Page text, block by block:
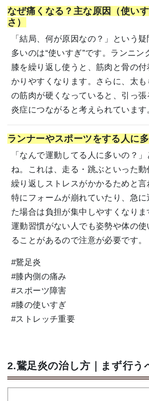
なぜ痛くなる？主な原因（使い
さ）
「結局、何が原因なの？」という
多いのは“使いすぎ”です。ランニン
膝を繰り返し使うと、筋肉と骨の
かりやすくなります。さらに、太も
の筋肉が硬くなっていると、引っ張
炎症につながると考えられています
ランナーやスポーツをする人に
「なんで運動してる人に多いの？」
ね。これは、走る・跳ぶといった動
繰り返しストレスがかかるためと言
特にフォームが崩れていたり、急に
た場合は負担が集中しやすくなりま
運動習慣がない人でも姿勢や体の使
ることがあるので注意が必要です。
#鵞足炎
#膝内側の痛み
#スポーツ障害
#膝の使いすぎ
#ストレッチ重要
2.鵞足炎の治し方｜まず行う